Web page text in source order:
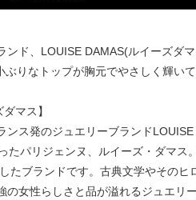
ンド、LOUISE DAMAS(ルイーズダ
ぶりなトップが胸元でやさしく輝い
マス】
ンス発のジュエリーブランド
たパリジェンヌ、ルイーズ・ダマ
たブランドです。古典文学やその
の女性らしさと品が溢れるジュエ